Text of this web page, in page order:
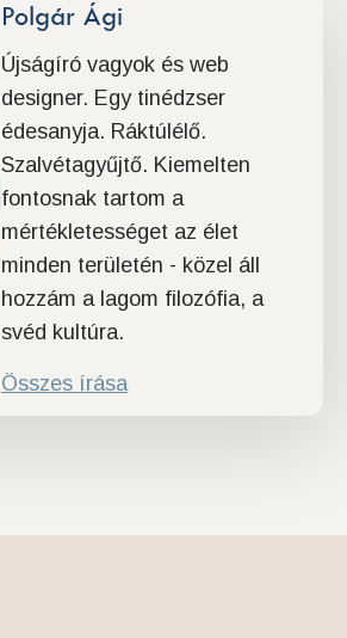
Polgár Ági
Újságíró vagyok és web
designer. Egy tinédzser
édesanyja. Ráktúlélő.
Szalvétagyűjtő. Kiemelten
fontosnak tartom a
mértékletességet az élet
minden területén - közel áll
hozzám a lagom filozófia, a
svéd kultúra.
Összes írása